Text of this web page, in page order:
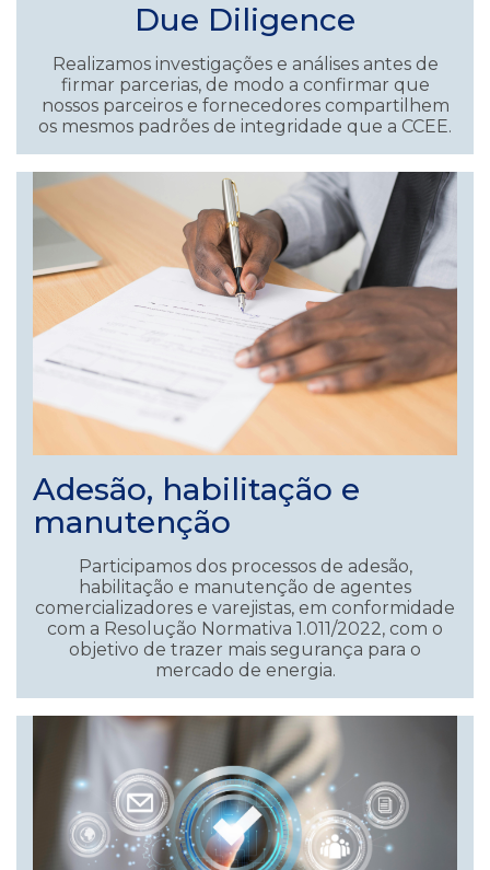
Due Diligence
Realizamos investigações e análises antes de
firmar parcerias, de modo a confirmar que
nossos parceiros e fornecedores compartilhem
os mesmos padrões de integridade que a CCEE.
Adesão, habilitação e
manutenção
Participamos dos processos de adesão,
habilitação e manutenção de agentes
comercializadores e varejistas, em conformidade
com a Resolução Normativa 1.011/2022, com o
objetivo de trazer mais segurança para o
mercado de energia.